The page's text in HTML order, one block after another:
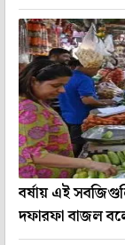
বর্ষায় এই
দফারফা বাজল